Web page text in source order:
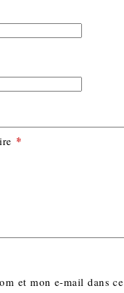
*
et mon e-mail dans ce